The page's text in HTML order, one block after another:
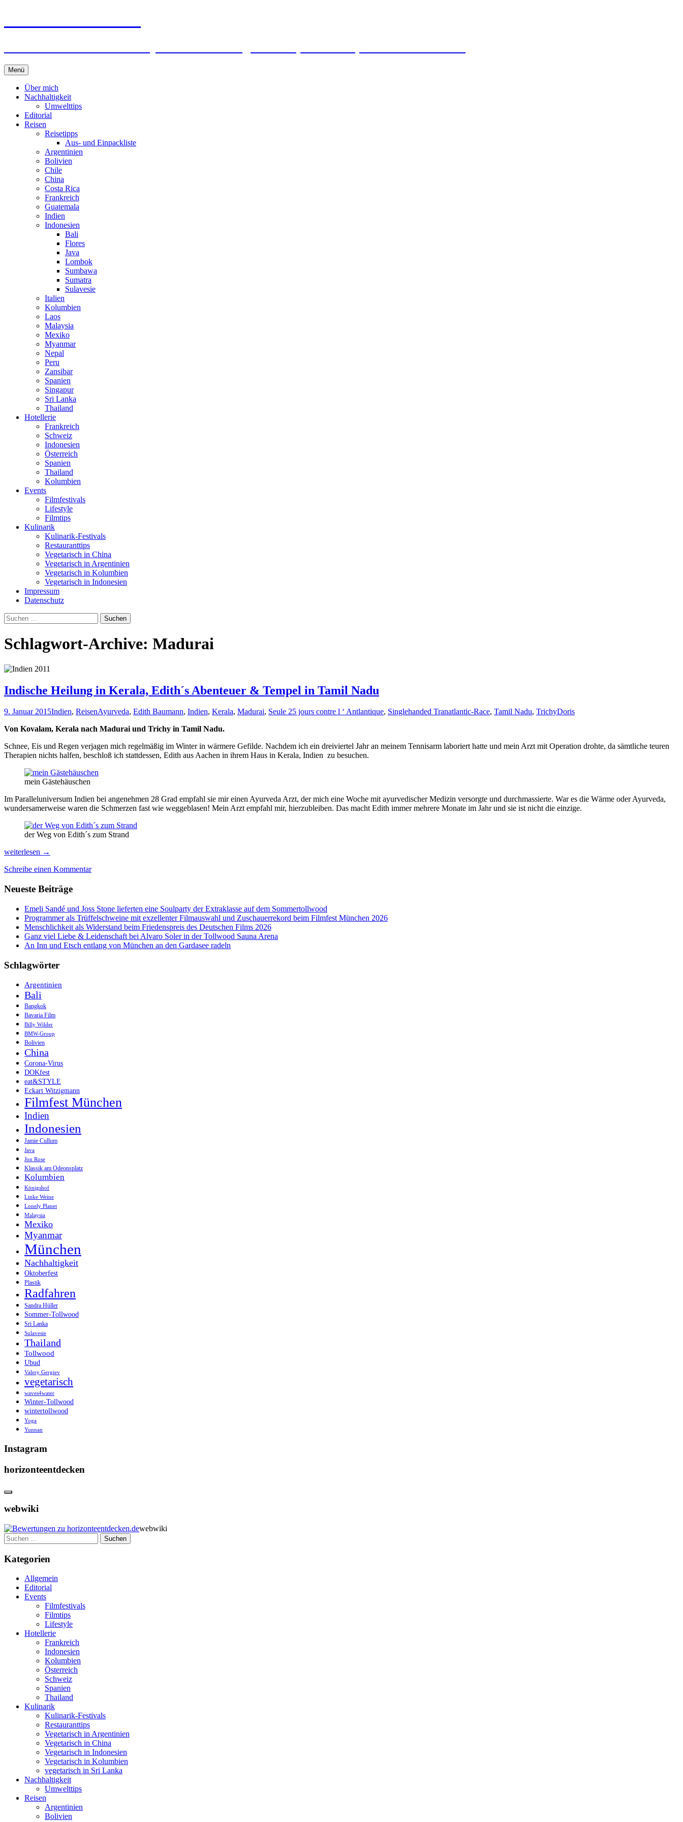
Menü Springe
zum
Inhalt
Über mich
Nachhaltigkeit
Umwelttips
Editorial
Reisen
Reisetipps
Aus- und Einpackliste
Argentinien
Bolivien
Chile
China
Costa Rica
Frankreich
Guatemala
Indien
Indonesien
Bali
Flores
Java
Lombok
Sumbawa
Sumatra
Sulavesie
Italien
Kolumbien
Laos
Malaysia
Mexiko
Myanmar
Nepal
Peru
Zansibar
Spanien
Singapur
Sri Lanka
Thailand
Hotellerie
Frankreich
Schweiz
Indonesien
Österreich
Spanien
Thailand
Kolumbien
Events
Filmfestivals
Lifestyle
Filmtips
Kulinarik
Kulinarik-Festivals
Restauranttips
Vegetarisch in China
Vegetarisch in Argentinien
Vegetarisch in Kolumbien
Vegetarisch in Indonesien
Impressum
Datenschutz
Suchen
nach:
Schlagwort-Archive: Madurai
Indische Heilung in Kerala, Edith´s Abenteuer & Tempel in Tamil Nadu
9. Januar 2015Indien, ReisenAyurveda, Edith Baumann, Indien, Kerala, Madurai, Seule 25 jours contre l ‘ Antlantique, Singlehanded Tranatlantic-Race, Tamil Nadu, TrichyDoris
Von Kovalam, Kerala nach Madurai und Trichy in Tamil Nadu.
Schnee, Eis und Regen verjagen mich regelmäßig im Winter in wärmere Gefilde. Nachdem ich ein dreiviertel Jahr an meinem Tennisarm laboriert hatte und mein Arzt mit Operation drohte, da sämtliche teuren
Therapien nichts halfen, beschloß ich stattdessen, Edith aus Aachen in ihrem Haus in Kerala, Indien zu besuchen.
mein Gästehäuschen
Im Paralleluniversum Indien bei angenehmen 28 Grad empfahl sie mir einen Ayurveda Arzt, der mich eine Woche mit ayurvedischer Medizin versorgte und durchmassierte. War es die Wärme oder Ayurveda,
wundersamerweise waren die Schmerzen fast wie weggeblasen! Mein Arzt empfahl mir, hierzubleiben. Das macht Edith immer mehrere Monate im Jahr und sie ist nicht die einzige.
der Weg von Edith´s zum Strand
Indische
in
Edith
Abenteuer
Tempel
Tamil
weiterlesen →
Schreibe einen Kommentar
Neueste Beiträge
Emeli Sandé und Joss Stone lieferten eine Soulparty der Extraklasse auf dem Sommertollwood
Programmer als Trüffelschweine mit exzellenter Filmauswahl und Zuschauerrekord beim Filmfest München 2026
Menschlichkeit als Widerstand beim Friedenspreis des Deutschen Films 2026
Ganz viel Liebe & Leidenschaft bei Alvaro Soler in der Tollwood Sauna Arena
An Inn und Etsch entlang von München an den Gardasee radeln
Schlagwörter
Argentinien
Bali
Bangkok
Bavaria Film
Billy Wilder
BMW-Group
Bolivien
China
Corona-Virus
DOKfest
eat&STYLE
Eckart Witzigmann
Filmfest München
Indien
Indonesien
Jamie Cullum
Java
Jon Rose
Klassik am Odeonsplatz
Kolumbien
Königshof
Linke Weine
Lonely Planet
Malaysia
Mexiko
Myanmar
München
Nachhaltigkeit
Oktoberfest
Plastik
Radfahren
Sandra Hüller
Sommer-Tollwood
Sri Lanka
Sulavesie
Thailand
Tollwood
Ubud
Valery Gergiev
vegetarisch
waves4water
Winter-Tollwood
wintertollwood
Yoga
Yunnan
Instagram
horizonteentdecken
webwiki
webwiki
Suchen
nach:
Kategorien
Allgemein
Editorial
Events
Filmfestivals
Filmtips
Lifestyle
Hotellerie
Frankreich
Indonesien
Kolumbien
Österreich
Schweiz
Spanien
Thailand
Kulinarik
Kulinarik-Festivals
Restauranttips
Vegetarisch in Argentinien
Vegetarisch in China
Vegetarisch in Indonesien
Vegetarisch in Kolumbien
vegetarisch in Sri Lanka
Nachhaltigkeit
Umwelttips
Reisen
Argentinien
Bolivien